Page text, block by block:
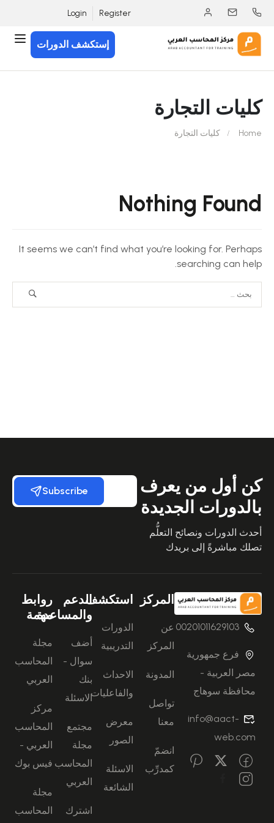
Register
Login
إستكشف الدورات
كليات التجارة
Home كليات التجارة
Nothing Found
It seems we can’t find what you’re looking for. Perhaps
searching can help.
كن أول من يعرف
بالدورات الجديدة
أحدث الدورات ونصائح التعلُّم
تصلك مباشرةً إلى بريدك
Subscribe
00201011629103
فرع جمهورية
مصر العربية -
محافظة سوهاج
info@aact-
web.com
المركز
عن
المركز
المدونة
تواصل
معنا
انضمّ
كمدرِّب
استكشف
الدورات
التدريبية
الاحداث
والفاعليات
معرض
الصور
الاسئلة
الشائعة
الدعم
والمساعدة
أضف
سوال -
بنك
الاسئلة
مجتمع
مجلة
المحاسب
العربي
اشترك
روابط
مهمة
مجلة
المحاسب
العربي
مركز
المحاسب
العربي -
فيس بوك
مجلة
المحاسب